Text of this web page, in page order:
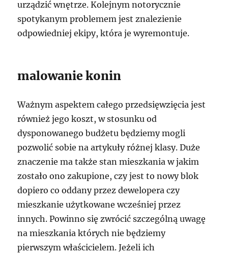
urządzić wnętrze. Kolejnym notorycznie
spotykanym problemem jest znalezienie
odpowiedniej ekipy, która je wyremontuje.
malowanie konin
Ważnym aspektem całego przedsięwzięcia jest
również jego koszt, w stosunku od
dysponowanego budżetu będziemy mogli
pozwolić sobie na artykuły różnej klasy. Duże
znaczenie ma także stan mieszkania w jakim
zostało ono zakupione, czy jest to nowy blok
dopiero co oddany przez dewelopera czy
mieszkanie użytkowane wcześniej przez
innych. Powinno się zwrócić szczególną uwagę
na mieszkania których nie będziemy
pierwszym właścicielem. Jeżeli ich